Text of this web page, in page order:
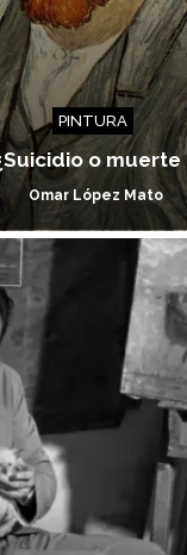
PINTURA
o
Omar López Mato